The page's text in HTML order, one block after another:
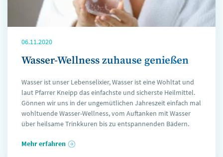
06.11.2020
Wasser-Wellness zuhause genießen
Wasser ist unser Lebenselixier, Wasser ist eine Wohltat und
laut Pfarrer Kneipp das einfachste und sicherste Heilmittel.
Gönnen wir uns in der ungemütlichen Jahreszeit einfach mal
wohltuende Wasser-Wellness, vom Auftanken mit Wasser
über heilsame Trinkkuren bis zu entspannenden Bädern.
Mehr erfahren